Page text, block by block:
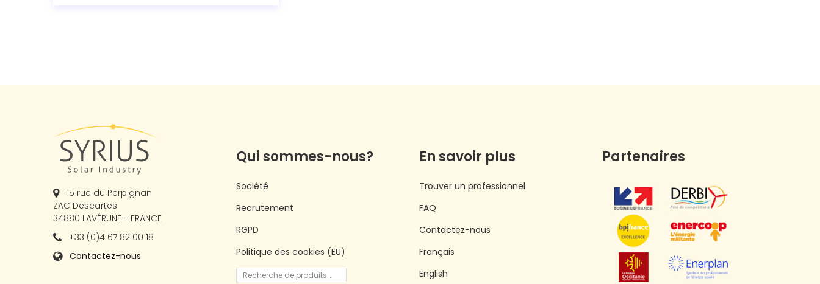
15 rue du Perpignan
ZAC Descartes
34880 LAVÉRUNE - FRANCE
+33 (0)4 67 82 00 18
Contactez-nous
Qui sommes-nous?
Société
Recrutement
RGPD
Politique des cookies (EU)
En savoir plus
Trouver un professionnel
FAQ
Contactez-nous
Français
English
Partenaires